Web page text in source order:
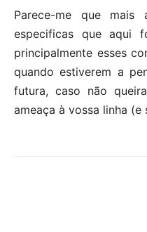
Parece-me que
especificas que aqui
principalmente esses
quando estiverem a
futura, caso não
ameaça à vossa linha (e